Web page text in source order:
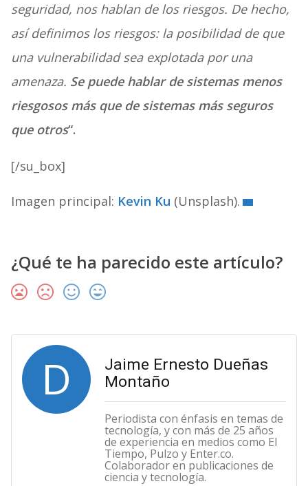
seguridad, nos hablan de los riesgos. De hecho,
así definimos los riesgos: la posibilidad de que
una vulnerabilidad sea explotada por una
amenaza. Se puede hablar de sistemas menos
riesgosos más que de sistemas más seguros
que otros“.
[/su_box]
Imagen principal: Kevin Ku (Unsplash).
¿Qué te ha parecido este artículo?
D
Jaime Ernesto Dueñas
Montaño
Periodista con énfasis en temas de
tecnología, y con más de 25 años
de experiencia en medios como El
Tiempo, Pulzo y Enter.co.
Colaborador en publicaciones de
ciencia y tecnología.